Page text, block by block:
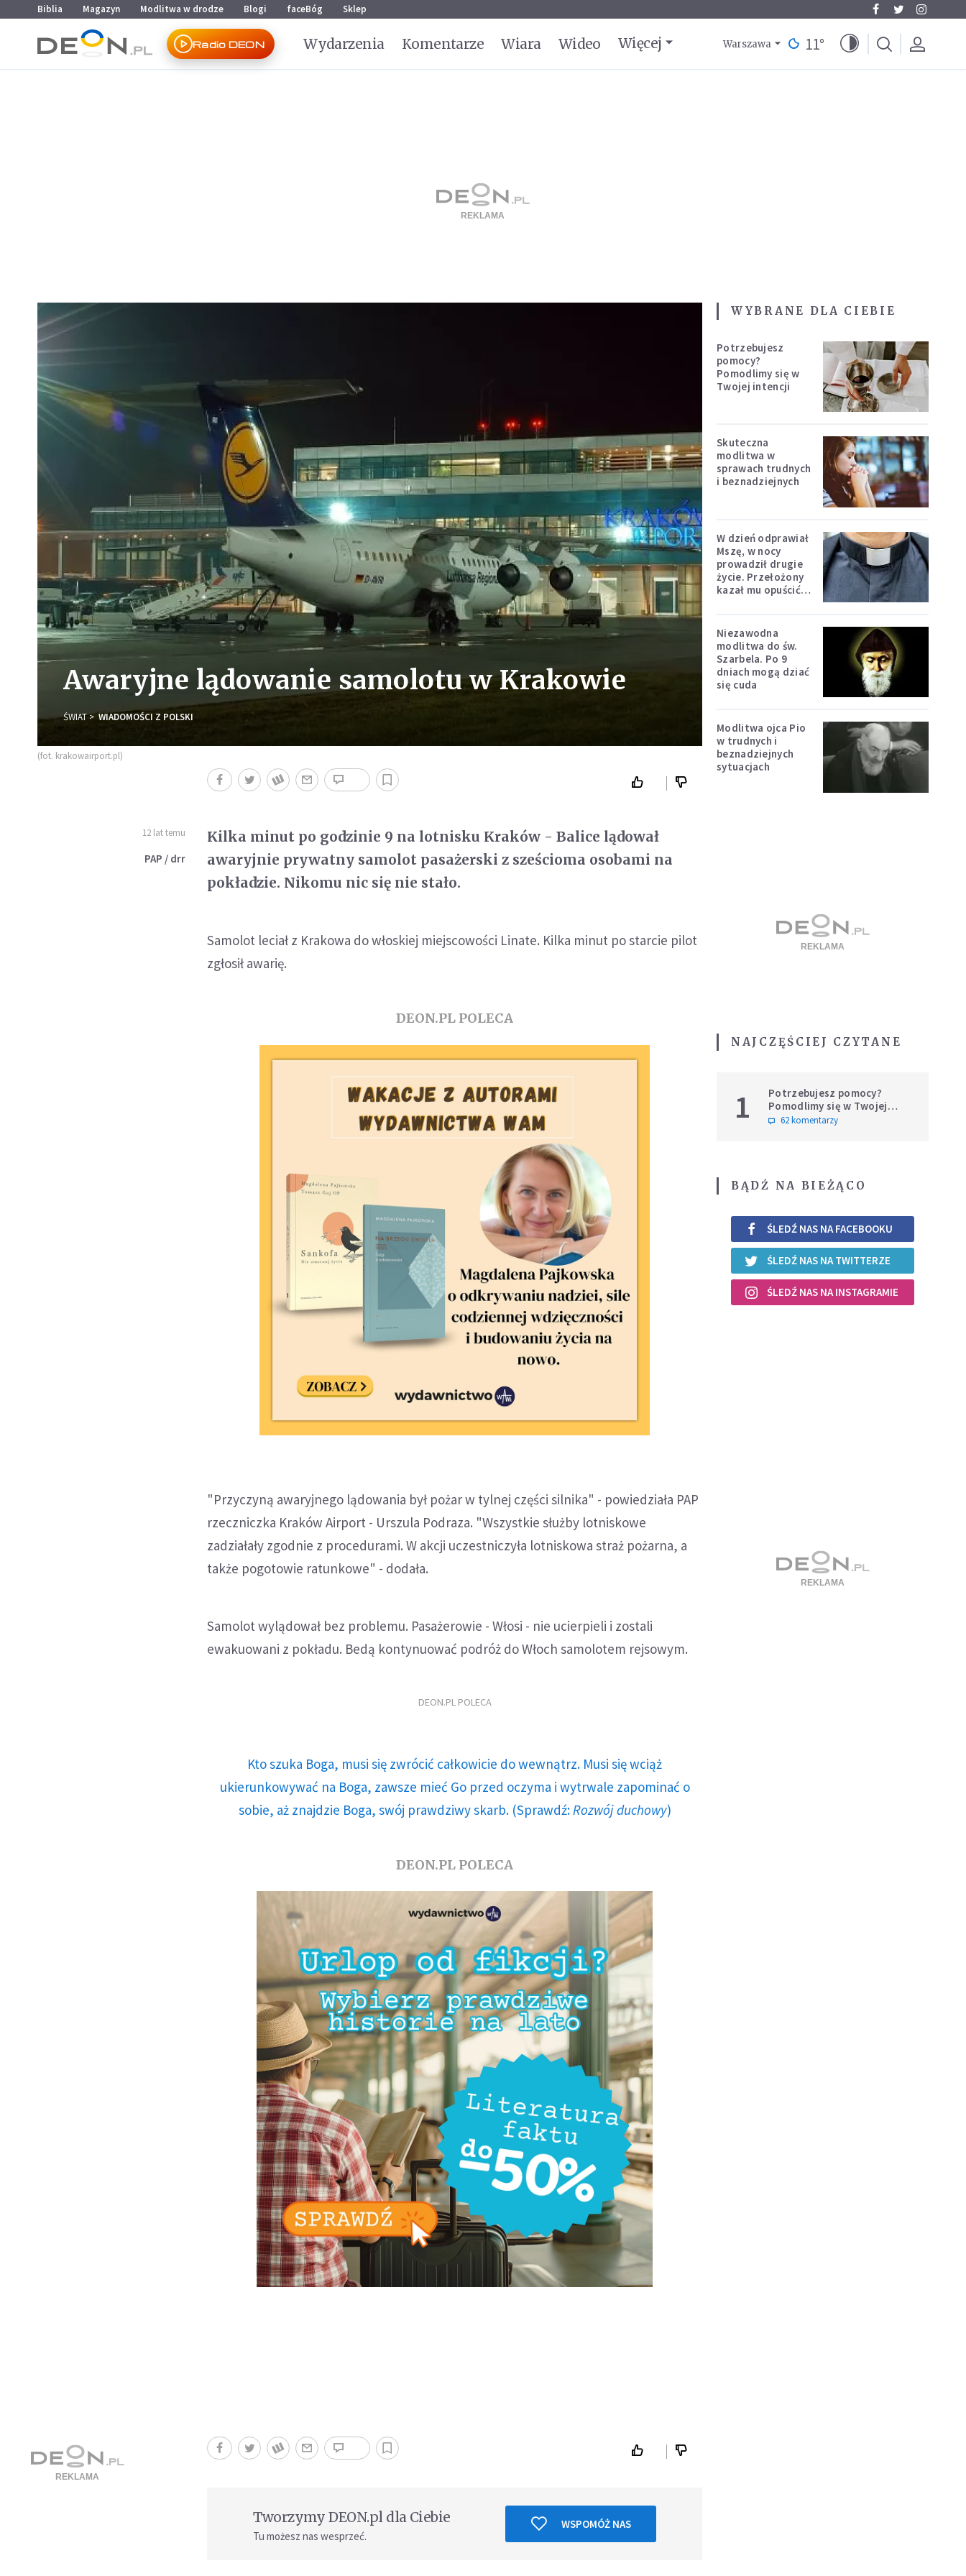
Przejdź do menu głównego
Przejdź do treści
Biblia Magazyn Modlitwa w drodze Blogi faceBóg Sklep
Radio DEON Wydarzenia Komentarze Wiara Wideo Więcej Warszawa 11°
Awaryjne lądowanie samolotu w Krakowie
ŚWIAT WIADOMOŚCI Z POLSKI
(fot. krakowairport.pl)
12 lat temu
PAP / drr
Kilka minut po godzinie 9 na lotnisku Kraków - Balice lądował
awaryjnie prywatny samolot pasażerski z sześcioma osobami na
pokładzie. Nikomu nic się nie stało.
Samolot leciał z Krakowa do włoskiej miejscowości Linate. Kilka minut po starcie pilot
zgłosił awarię.
DEON.PL POLECA
"Przyczyną awaryjnego lądowania był pożar w tylnej części silnika" - powiedziała PAP
rzeczniczka Kraków Airport - Urszula Podraza. "Wszystkie służby lotniskowe
zadziałały zgodnie z procedurami. W akcji uczestniczyła lotniskowa straż pożarna, a
także pogotowie ratunkowe" - dodała.
Samolot wylądował bez problemu. Pasażerowie - Włosi - nie ucierpieli i zostali
ewakuowani z pokładu. Bedą kontynuować podróż do Włoch samolotem rejsowym.
DEON.PL POLECA
Kto szuka Boga, musi się zwrócić całkowicie do wewnątrz. Musi się wciąż
ukierunkowywać na Boga, zawsze mieć Go przed oczyma i wytrwale zapominać o
sobie, aż znajdzie Boga, swój prawdziwy skarb. (Sprawdź: Rozwój duchowy)
DEON.PL POLECA
Tworzymy DEON.pl dla Ciebie
Tu możesz nas wesprzeć.
WSPOMÓŻ NAS
WYBRANE DLA CIEBIE
Potrzebujesz
pomocy?
Pomodlimy się w
Twojej intencji
Skuteczna
modlitwa w
sprawach trudnych
i beznadziejnych
W dzień odprawiał
Mszę, w nocy
prowadził drugie
życie. Przełożony
kazał mu opuścić
Niezawodna
modlitwa do św.
Szarbela. Po 9
dniach mogą dziać
się cuda
Modlitwa ojca Pio
w trudnych i
beznadziejnych
sytuacjach
NAJCZĘŚCIEJ CZYTANE
1
Potrzebujesz pomocy?
Pomodlimy się w Twojej
intencji
62 komentarzy
BĄDŹ NA BIEŻĄCO
ŚLEDŹ NAS NA FACEBOOKU
ŚLEDŹ NAS NA TWITTERZE
ŚLEDŹ NAS NA INSTAGRAMIE